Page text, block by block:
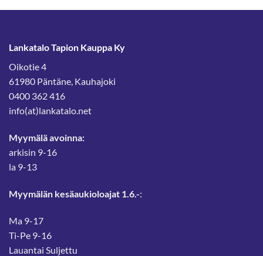
Lankatalo Tapion Kauppa Ky
Oikotie 4
61980 Päntäne, Kauhajoki
0400 362 416
info(at)lankatalo.net
Myymälä avoinna:
arkisin 9-16
la 9-13
Myymälän kesäaukioloajat 1.6.-:
Ma 9-17
Ti-Pe 9-16
Lauantai Suljettu